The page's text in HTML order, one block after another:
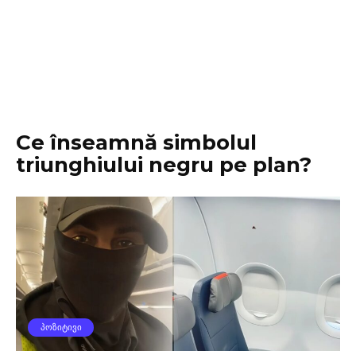
Ce înseamnă simbolul
triunghiului negru pe plan?
ᲞᲝᲖᲘᲢᲘᲕᲘ